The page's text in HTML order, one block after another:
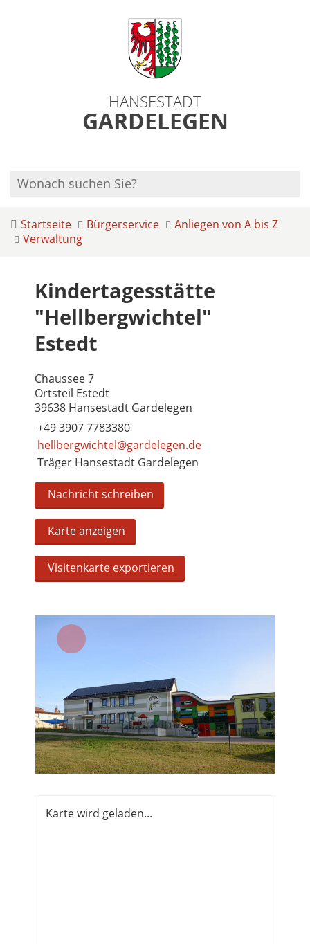
HANSESTADT
GARDELEGEN
Startseite Bürgerservice
Anliegen von A bis Z
Verwaltung
Kindertagesstätte
"Hellbergwichtel"
Estedt
Chaussee 7
Ortsteil Estedt
39638 Hansestadt Gardelegen
+49 3907 7783380
hellbergwichtel@gardelegen.de
Träger Hansestadt Gardelegen
Nachricht schreiben
Karte anzeigen
Visitenkarte exportieren
Karte wird geladen...